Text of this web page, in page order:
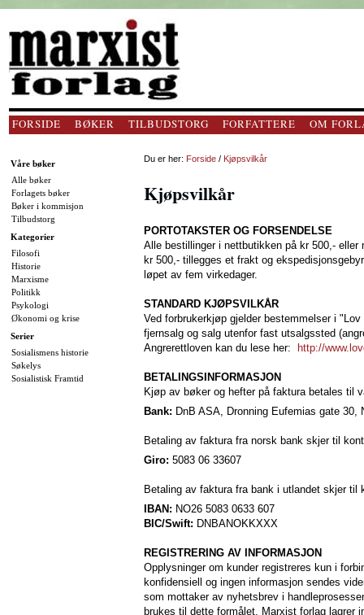
FORSIDE BØKER TILBUDSTORG FORFATTERE OM
Våre bøker
Alle bøker
Forlagets bøker
Bøker i kommisjon
Tilbudstorg
Kategorier
Filosofi
Historie
Marxisme
Politikk
Psykologi
Økonomi og krise
Serier
Sosialismens historie
Søkelys
Sosialistisk Framtid
Du er her: Forside / Kjøpsvilkår
Kjøpsvilkår
PORTOTAKSTER OG FORSENDELSE
Alle bestillinger i nettbutikken på kr 500,-
kr 500,- tillegges et frakt og
løpet av fem virkedager.
STANDARD KJØPSVILKÅR
Ved forbrukerkjøp gjelder bestemmelser i
fjernsalg og salg utenfor fast utsalgssted
Angrerettloven kan du lese her:
http://
BETALINGSINFORMASJON
Kjøp av bøker og hefter på faktura betales til
Bank: DnB ASA, Dronning Eufemias gate 30,
Betaling av faktura fra norsk bank skjer til
Giro: 5083 06 33607
Betaling av faktura fra bank i utlandet skjer til
IBAN: NO26 5083 0633 607
BIC/Swift: DNBANOKKXXX
REGISTRERING AV INFORMASJON
Opplysninger om kunder registreres kun i
konfidensiell og ingen informasjon sendes
som mottaker av nyhetsbrev i
brukes til dette formålet. Marxist forlag lagrer